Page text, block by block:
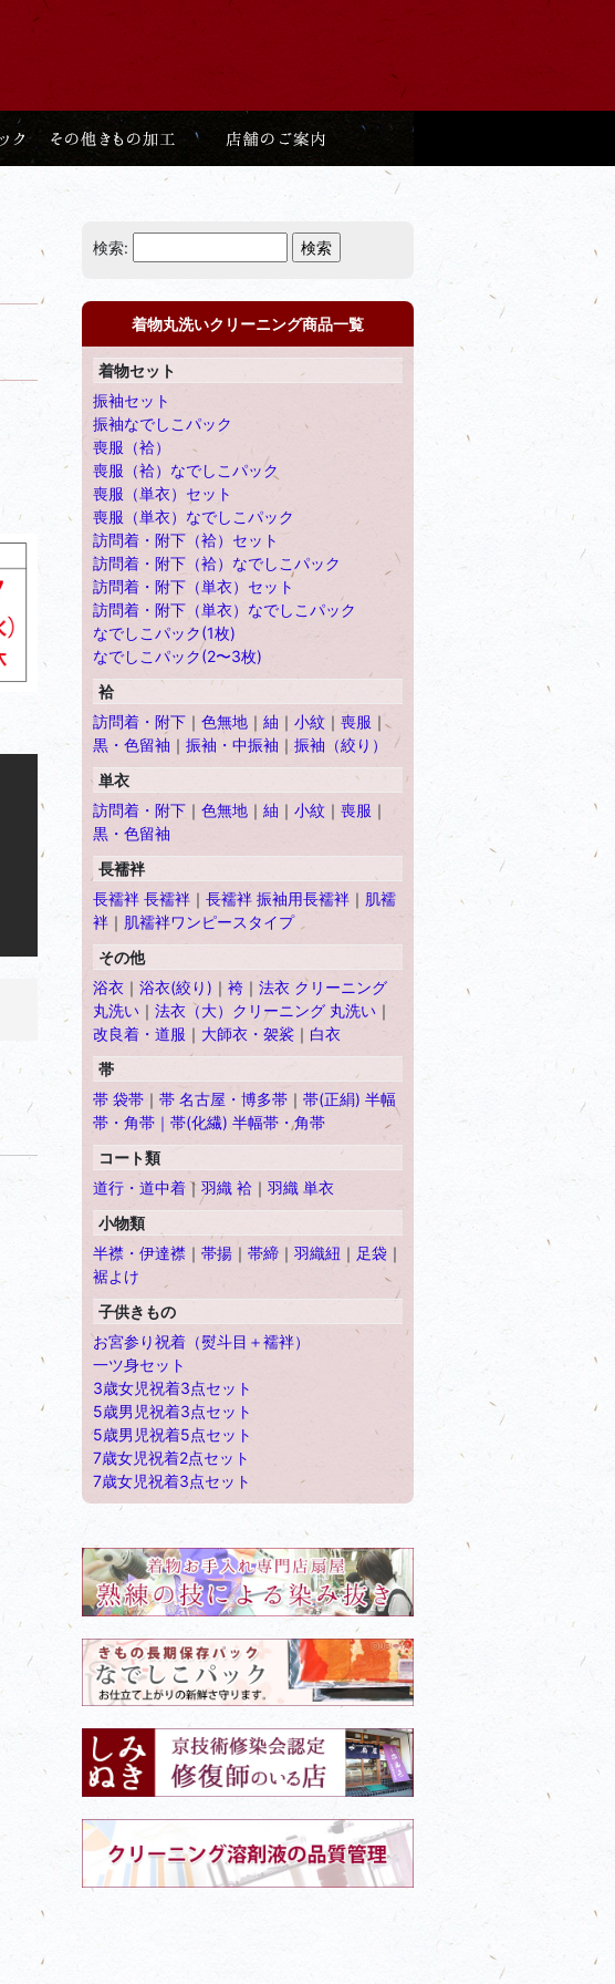
検索:
着物丸洗いクリーニング商品一覧
着物セット
振袖セット
振袖なでしこパック
喪服（袷）
喪服（袷）なでしこパック
喪服（単衣）セット
喪服（単衣）なでしこパック
訪問着・附下（袷）セット
訪問着・附下（袷）なでしこパック
訪問着・附下（単衣）セット
訪問着・附下（単衣）なでしこパック
なでしこパック(1枚)
なでしこパック(2〜3枚)
袷
訪問着・附下 ｜ 色無地 ｜ 紬 ｜ 小紋 ｜ 喪服 ｜
黒・色留袖 ｜ 振袖・中振袖 ｜ 振袖（絞り）
単衣
訪問着・附下 ｜ 色無地 ｜ 紬 ｜ 小紋 ｜ 喪服 ｜
黒・色留袖
長襦袢
長襦袢 長襦袢 ｜ 長襦袢 振袖用長襦袢 ｜ 肌襦
袢 ｜ 肌襦袢ワンピースタイプ
その他
浴衣 ｜ 浴衣(絞り) ｜ 袴 ｜ 法衣 クリーニング
丸洗い ｜ 法衣（大）クリーニング 丸洗い ｜
改良着・道服 ｜ 大師衣・袈裟 ｜ 白衣
帯
帯 袋帯 ｜ 帯 名古屋・博多帯 ｜ 帯(正絹) 半幅
帯・角帯｜ 帯(化繊) 半幅帯・角帯
コート類
道行・道中着 ｜ 羽織 袷 ｜ 羽織 単衣
小物類
半襟・伊達襟 ｜ 帯揚 ｜ 帯締 ｜ 羽織紐 ｜ 足袋 ｜
裾よけ
子供きもの
お宮参り祝着（熨斗目＋襦袢）
一ツ身セット
3歳女児祝着3点セット
5歳男児祝着3点セット
5歳男児祝着5点セット
7歳女児祝着2点セット
7歳女児祝着3点セット